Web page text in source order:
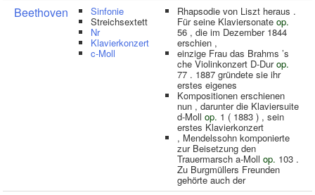
Beethoven Sinfonie
Streichsextett
Nr
Klavierkonzert
c-Moll
Rhapsodie von Liszt heraus .
Für seine Klaviersonate op.
56 , die im Dezember 1844
erschien ,
einzige Frau das Brahms ’s
che Violinkonzert D-Durop.
77 . 1887 gründete sie ihr
erstes eigenes
Kompositionen erschienen
nun , darunter die Klaviersuite
d-Moll op. 1 ( 1883 ) , sein
erstes Klavierkonzert
, Mendelssohn komponierte
zur Beisetzung den
Trauermarsch a-Moll op. 103 .
Zu Burgmüllers Freunden
gehörte auch der